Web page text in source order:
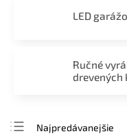
LED
Ručné
drevených
Najpredávanejšie